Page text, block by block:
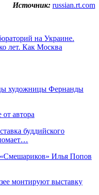
Источник: russian.rt.com
на Украине.
лет. Как Москва
художницы Фернанды
автора
буддийского
«Смешариков» Илья Попов
монтируют выставку